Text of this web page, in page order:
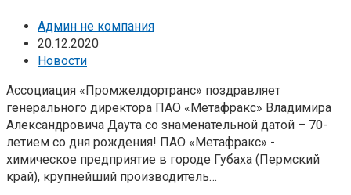
Админ не компания
20.12.2020
Новости
Ассоциация «Промжелдортранс» поздравляет
генерального директора ПАО «Метафракс» Владимира
Александровича Даута со знаменательной датой – 70-
летием со дня рождения! ПАО «Метафракс» -
химическое предприятие в городе Губаха (Пермский
край), крупнейший производитель…